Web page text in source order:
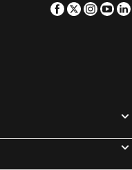
Facebook
Twitter